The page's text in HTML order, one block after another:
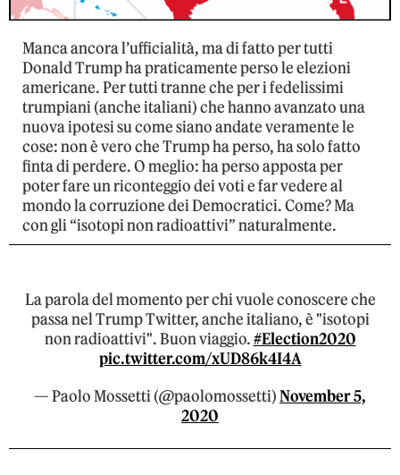
Manca ancora l’ufficialità, ma di fatto per tutti
Donald Trump ha praticamente perso le elezioni
americane. Per tutti tranne che per i fedelissimi
trumpiani (anche italiani) che hanno avanzato una
nuova ipotesi su come siano andate veramente le
cose: non è vero che Trump ha perso, ha solo fatto
finta di perdere. O meglio: ha perso apposta per
poter fare un riconteggio dei voti e far vedere al
mondo la corruzione dei Democratici. Come? Ma
con gli “isotopi non radioattivi” naturalmente.
La parola del momento per chi vuole conoscere che
passa nel Trump Twitter, anche italiano, è "isotopi
non radioattivi". Buon viaggio.#Election2020
pic.twitter.com/xUD86k4I4A
— Paolo Mossetti (@paolomossetti)November 5,
2020